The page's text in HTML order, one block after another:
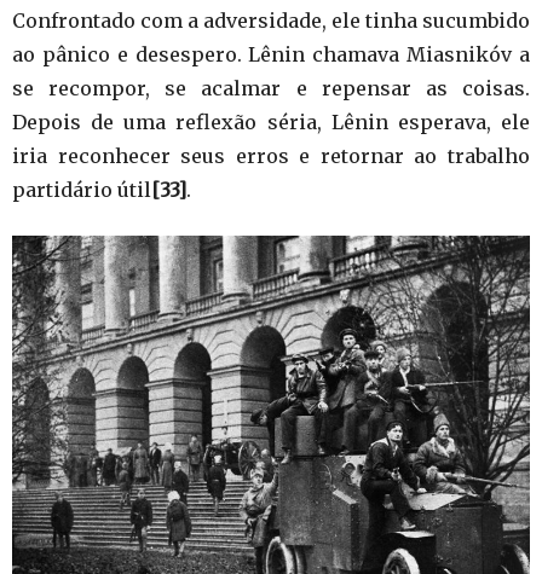
Confrontado com a adversidade, ele tinha sucumbido
ao pânico e desespero. Lênin chamava Miasnikóv a
se recompor, se acalmar e repensar as coisas.
Depois de uma reflexão séria, Lênin esperava, ele
iria reconhecer seus erros e retornar ao trabalho
partidário útil [33].